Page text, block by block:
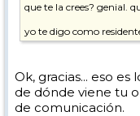
que te la crees? genial.
yo te digo como
subastando las plazas
hice una reserva en
colegas AHORA estàn
hay casi plazas y las que
Ok, gracias... eso
de dónde viene tu
de comunicación.